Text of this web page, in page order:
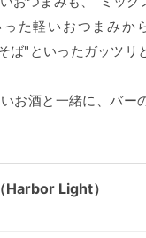
た軽いおつまみか
ば"といったガッツリ
お酒と一緒に、バー
Harbor Light）